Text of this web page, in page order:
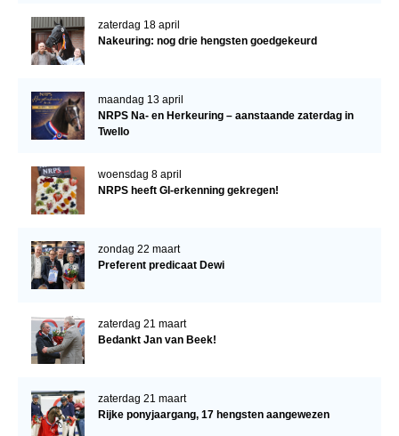
zaterdag 18 april
Nakeuring: nog drie hengsten goedgekeurd
maandag 13 april
NRPS Na- en Herkeuring – aanstaande zaterdag in
Twello
woensdag 8 april
NRPS heeft GI-erkenning gekregen!
zondag 22 maart
Preferent predicaat Dewi
zaterdag 21 maart
Bedankt Jan van Beek!
zaterdag 21 maart
Rijke ponyjaargang, 17 hengsten aangewezen